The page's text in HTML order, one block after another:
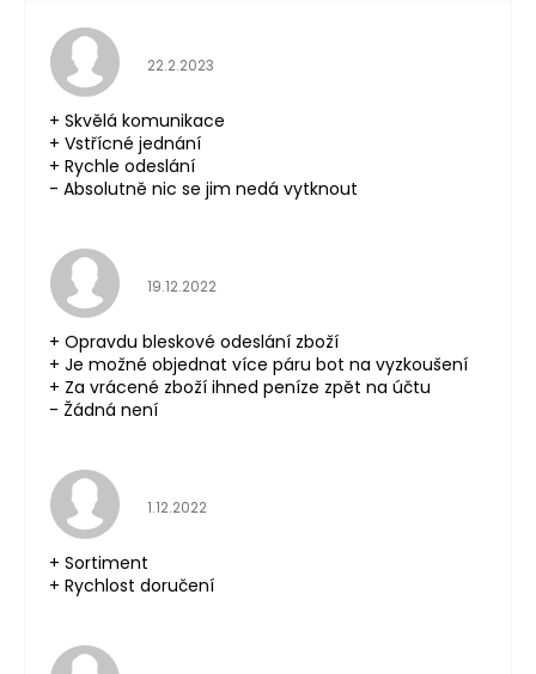
Hodnocení obchodu je 5 z 5 hvězdiček.
22.2.2023
+ Skvělá komunikace
+ Vstřícné jednání
+ Rychle odeslání
- Absolutně nic se jim nedá vytknout
Hodnocení obchodu je 5 z 5 hvězdiček.
19.12.2022
+ Opravdu bleskové odeslání zboží
+ Je možné objednat více páru bot na vyzkoušení
+ Za vrácené zboží ihned peníze zpět na účtu
- Žádná není
Hodnocení obchodu je 5 z 5 hvězdiček.
1.12.2022
+ Sortiment
+ Rychlost doručení